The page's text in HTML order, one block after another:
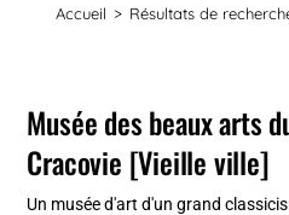
Accueil > Résultats de
Musée des beaux arts
Cracovie [Vieille ville]
Un musée d'art d'un grand